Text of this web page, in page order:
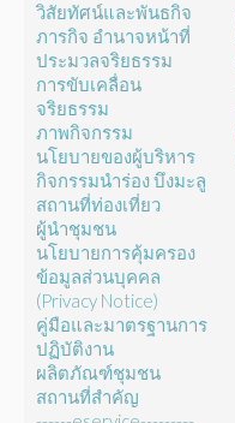
วิสัยทัศน์และพันธกิจ
ภารกิจ อำนาจหน้าที่
ประมวลจริยธรรม
การขับเคลื่อน
จริยธรรม
ภาพกิจกรรม
นโยบายของผู้บริหาร
กิจกรรมนำร่อง บึงมะลู
สถานที่ท่องเที่ยว
ผู้นำชุมชน
นโยบายการคุ้มครอง
ข้อมูลส่วนบุคคล
(Privacy Notice)
คู่มือและมาตรฐานการ
ปฏิบัติงาน
ผลิตภัณฑ์ชุมชน
สถานที่สำคัญ